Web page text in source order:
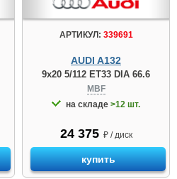
АРТИКУЛ: 339691
AUDI A132
9x20 5/112 ET33 DIA 66.6
MBF
на складе >12 шт.
24 375 ₽ / диск
купить